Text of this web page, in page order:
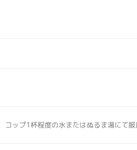
コップ1杯程度の水またはぬるま湯にて